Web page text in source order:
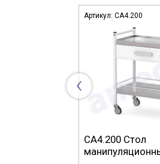
‹
Артикул:СА4.200
СА4.200 Стол